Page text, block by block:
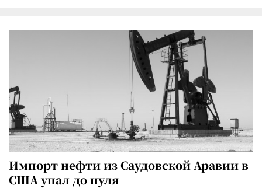
Импорт нефти из Саудовской Аравии в
США упал до нуля